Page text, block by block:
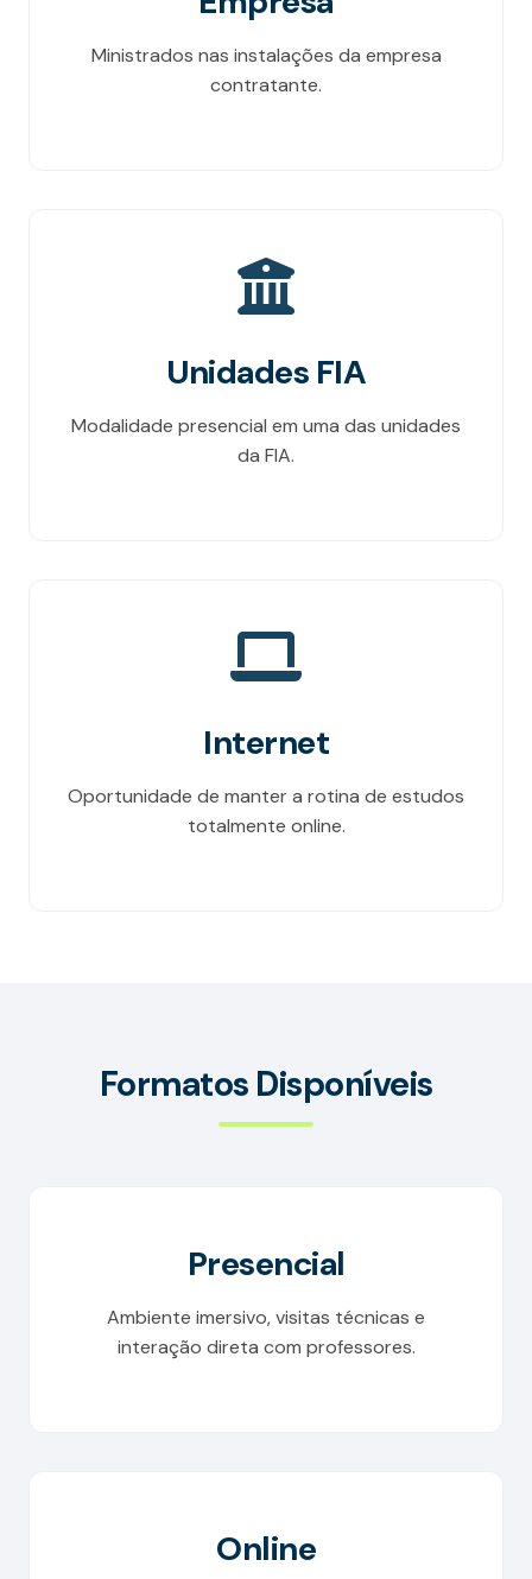
Ministrados nas instalações da empresa
contratante.
Unidades FIA
Modalidade presencial em uma das unidades
da FIA.
Internet
Oportunidade de manter a rotina de estudos
totalmente online.
Formatos Disponíveis
Presencial
Ambiente imersivo, visitas técnicas e
interação direta com professores.
Online